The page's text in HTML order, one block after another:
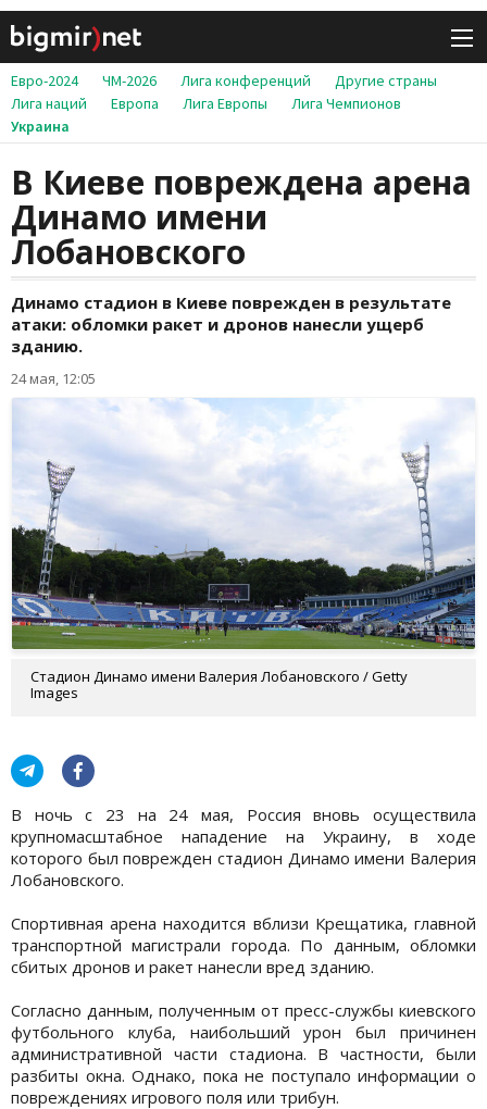
Евро-2024 ЧМ-2026 Лига конференций
Другие страны
Лига наций
Европа Лига Европы
Лига Чемпионов
Украина
В Киеве повреждена арена
Динамо имени
Лобановского
Динамо стадион в Киеве поврежден в результате
атаки: обломки ракет и дронов нанесли ущерб
зданию.
24 мая, 12:05
Стадион Динамо имени Валерия Лобановского / Getty
Images
В ночь с 23 на 24 мая, Россия вновь осуществила
крупномасштабное нападение на Украину, в ходе
которого был поврежден стадион Динамо имени Валерия
Лобановского.
Спортивная арена находится вблизи Крещатика, главной
транспортной магистрали города. По данным, обломки
сбитых дронов и ракет нанесли вред зданию.
Согласно данным, полученным от пресс-службы киевского
футбольного клуба, наибольший урон был причинен
административной части стадиона. В частности, были
разбиты окна. Однако, пока не поступало информации о
повреждениях игрового поля или трибун.